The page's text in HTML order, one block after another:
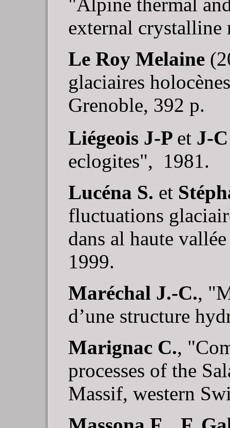
"Alpine thermal
external
Le Roy Melaine
glaciaires
Grenoble, 392 p.
Liégeois J-P et J-
eclogites", 1981.
Lucéna S. et
fluctuations
dans al haute
1999.
Maréchal J.-C.,
d’une structure
Marignac C.,
processes of the
Massif, western